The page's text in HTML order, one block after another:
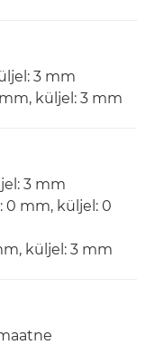
3 mm
küljel: 3 mm
3 mm
0 mm, küljel: 0
küljel: 3 mm